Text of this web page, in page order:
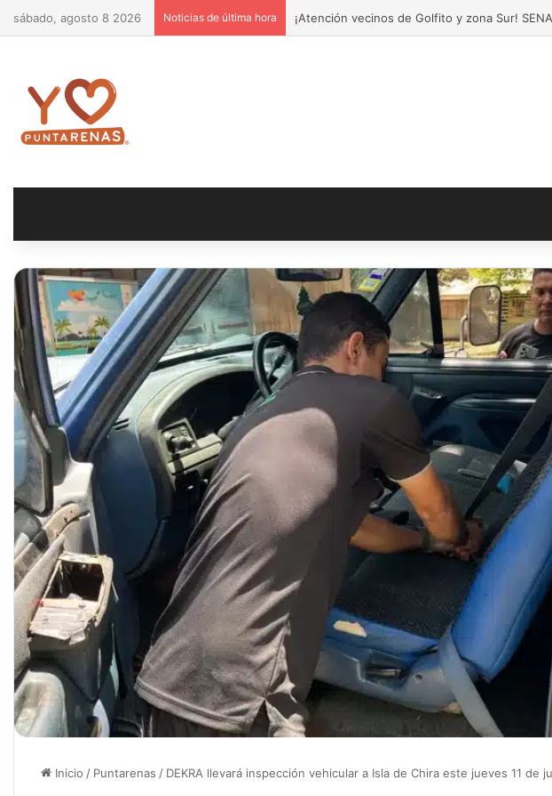
sábado, agosto 8 2026 Noticias de última hora ¡Atención vecinos de Golfito y zona Sur!
Inicio / Puntarenas / DEKRA llevará inspección vehicular a Isla de Chira este jueves 11 de